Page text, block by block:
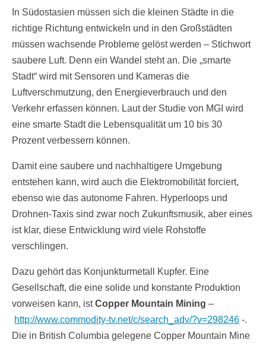
In Südostasien müssen sich die kleinen Städte in die
richtige Richtung entwickeln und in den Großstädten
müssen wachsende Probleme gelöst werden – Stichwort
saubere Luft. Denn ein Wandel steht an. Die „smarte
Stadt“ wird mit Sensoren und Kameras die
Luftverschmutzung, den Energieverbrauch und den
Verkehr erfassen können. Laut der Studie von MGI wird
eine smarte Stadt die Lebensqualität um 10 bis 30
Prozent verbessern können.
Damit eine saubere und nachhaltigere Umgebung
entstehen kann, wird auch die Elektromobilität forciert,
ebenso wie das autonome Fahren. Hyperloops und
Drohnen-Taxis sind zwar noch Zukunftsmusik, aber eines
ist klar, diese Entwicklung wird viele Rohstoffe
verschlingen.
Dazu gehört das Konjunkturmetall Kupfer. Eine
Gesellschaft, die eine solide und konstante Produktion
vorweisen kann, istCopper Mountain Mining –
http://www.commodity-tv.net/c/search_adv/?v=298246 -.
Die in British Columbia gelegene Copper Mountain Mine